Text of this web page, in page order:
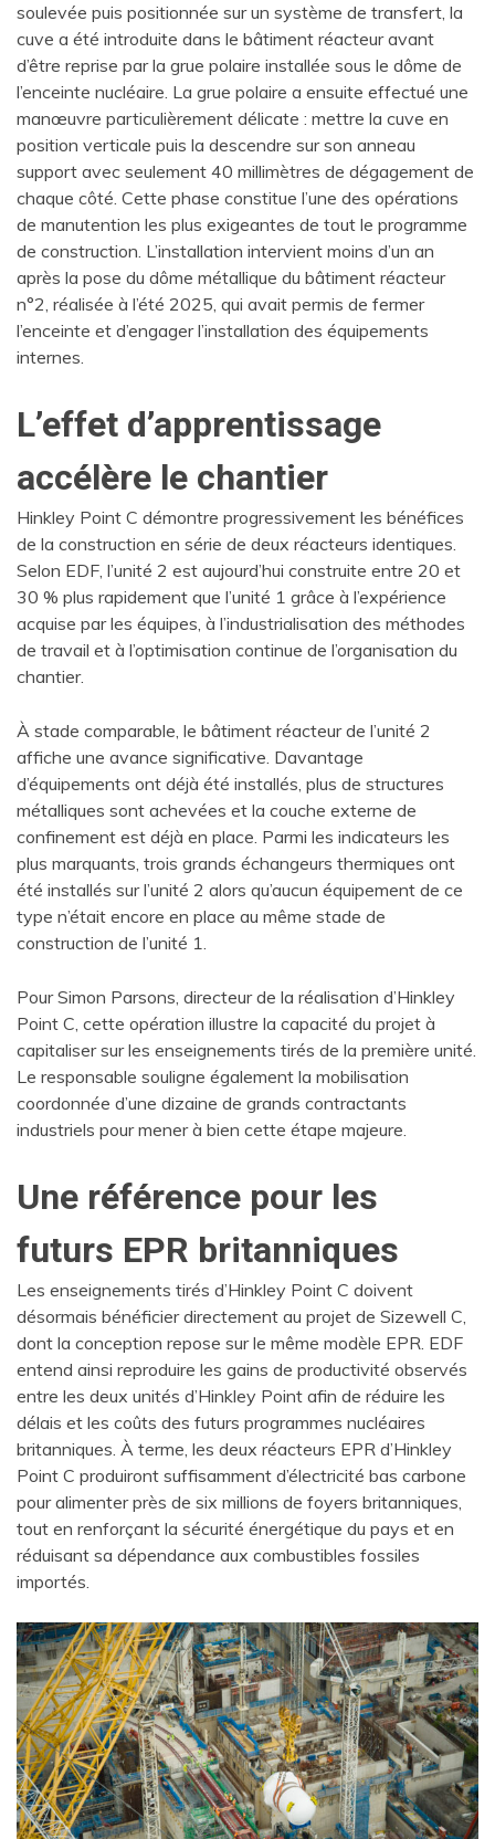
soulevée puis positionnée sur un système de transfert, la
cuve a été introduite dans le bâtiment réacteur avant
d’être reprise par la grue polaire installée sous le dôme de
l’enceinte nucléaire. La grue polaire a ensuite effectué une
manœuvre particulièrement délicate : mettre la cuve en
position verticale puis la descendre sur son anneau
support avec seulement 40 millimètres de dégagement de
chaque côté. Cette phase constitue l’une des opérations
de manutention les plus exigeantes de tout le programme
de construction. L’installation intervient moins d’un an
après la pose du dôme métallique du bâtiment réacteur
n°2, réalisée à l’été 2025, qui avait permis de fermer
l’enceinte et d’engager l’installation des équipements
internes.
L’effet d’apprentissage
accélère le chantier
Hinkley Point C démontre progressivement les bénéfices
de la construction en série de deux réacteurs identiques.
Selon EDF, l’unité 2 est aujourd’hui construite entre 20 et
30 % plus rapidement que l’unité 1 grâce à l’expérience
acquise par les équipes, à l’industrialisation des méthodes
de travail et à l’optimisation continue de l’organisation du
chantier.
À stade comparable, le bâtiment réacteur de l’unité 2
affiche une avance significative. Davantage
d’équipements ont déjà été installés, plus de structures
métalliques sont achevées et la couche externe de
confinement est déjà en place. Parmi les indicateurs les
plus marquants, trois grands échangeurs thermiques ont
été installés sur l’unité 2 alors qu’aucun équipement de ce
type n’était encore en place au même stade de
construction de l’unité 1.
Pour Simon Parsons, directeur de la réalisation d’Hinkley
Point C, cette opération illustre la capacité du projet à
capitaliser sur les enseignements tirés de la première unité.
Le responsable souligne également la mobilisation
coordonnée d’une dizaine de grands contractants
industriels pour mener à bien cette étape majeure.
Une référence pour les
futurs EPR britanniques
Les enseignements tirés d’Hinkley Point C doivent
désormais bénéficier directement au projet de Sizewell C,
dont la conception repose sur le même modèle EPR. EDF
entend ainsi reproduire les gains de productivité observés
entre les deux unités d’Hinkley Point afin de réduire les
délais et les coûts des futurs programmes nucléaires
britanniques. À terme, les deux réacteurs EPR d’Hinkley
Point C produiront suffisamment d’électricité bas carbone
pour alimenter près de six millions de foyers britanniques,
tout en renforçant la sécurité énergétique du pays et en
réduisant sa dépendance aux combustibles fossiles
importés.